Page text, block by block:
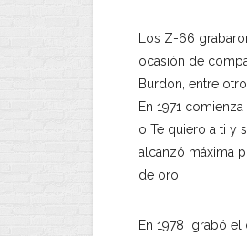
Los Z-66
ocasión de
Burdon, entre
En 1971
o Te quiero a ti y
alcanzó máxima
de oro.
En 1978 grabó el